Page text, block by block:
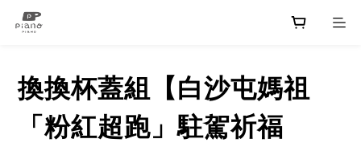
換換杯蓋組【白沙屯媽祖
「粉紅超跑」駐駕祈福